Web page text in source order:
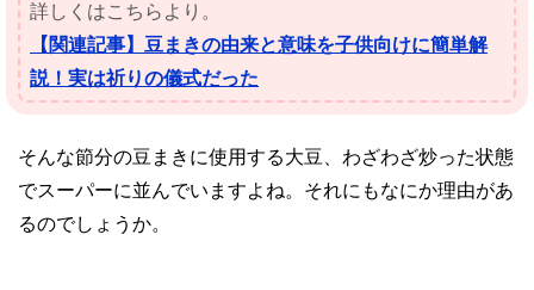
詳しくはこちらより。
【関連記事】豆まきの由来と意味を子供向けに簡単解
説！実は祈りの儀式だった
そんな節分の豆まきに使用する大豆、わざわざ炒った状態
でスーパーに並んでいますよね。それにもなにか理由があ
るのでしょうか。